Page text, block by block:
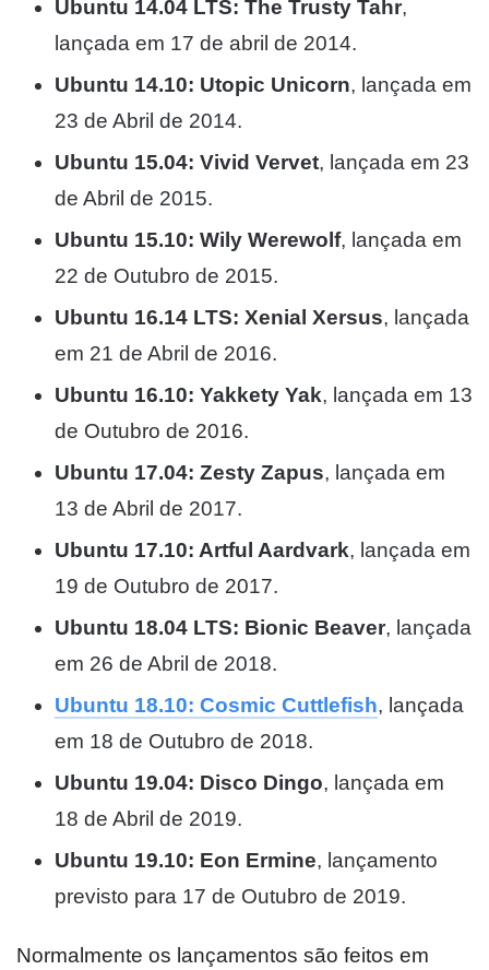
Ubuntu 14.04 LTS: The Trusty Tahr,
lançada em 17 de abril de 2014.
Ubuntu 14.10: Utopic Unicorn, lançada em
23 de Abril de 2014.
Ubuntu 15.04: Vivid Vervet, lançada em 23
de Abril de 2015.
Ubuntu 15.10: Wily Werewolf, lançada em
22 de Outubro de 2015.
Ubuntu 16.14 LTS: Xenial Xersus, lançada
em 21 de Abril de 2016.
Ubuntu 16.10: Yakkety Yak, lançada em 13
de Outubro de 2016.
Ubuntu 17.04: Zesty Zapus, lançada em
13 de Abril de 2017.
Ubuntu 17.10: Artful Aardvark, lançada em
19 de Outubro de 2017.
Ubuntu 18.04 LTS: Bionic Beaver, lançada
em 26 de Abril de 2018.
Ubuntu 18.10: Cosmic Cuttlefish, lançada
em 18 de Outubro de 2018.
Ubuntu 19.04: Disco Dingo, lançada em
18 de Abril de 2019.
Ubuntu 19.10: Eon Ermine, lançamento
previsto para 17 de Outubro de 2019.
Normalmente os lançamentos são feitos em